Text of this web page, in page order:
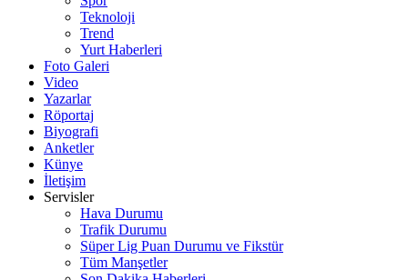
Teknoloji
Trend
Yurt Haberleri
Foto Galeri
Video
Yazarlar
Röportaj
Biyografi
Anketler
Künye
İletişim
Servisler
Hava Durumu
Trafik Durumu
Süper Lig Puan Durumu ve Fikstür
Tüm Manşetler